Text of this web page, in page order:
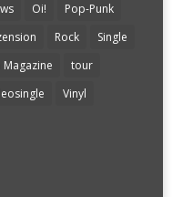
Oi!
Pop-Punk
Rock
Single
Magazine
tour
Vinyl